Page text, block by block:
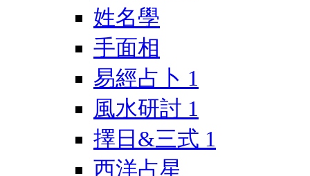
姓名學
手面相
易經占卜 1
風水研討 1
擇日&三式 1
西洋占星